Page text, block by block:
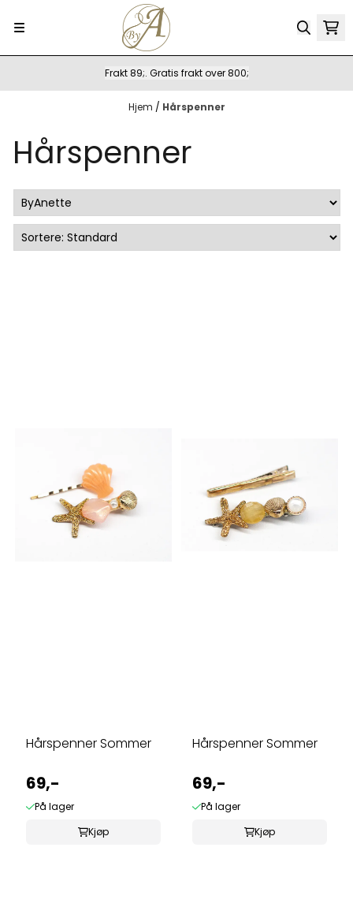
Frakt 89;. Gratis frakt over 800;
Hjem / Hårspenner
Hårspenner
Hårspenner Sommer
69,-
På lager
Kjøp
Hårspenner Sommer
69,-
På lager
Kjøp